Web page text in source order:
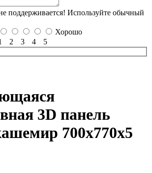
поддерживается! Используйте обычный
Хорошо
2 3 4 5
3D панель
700x770x5